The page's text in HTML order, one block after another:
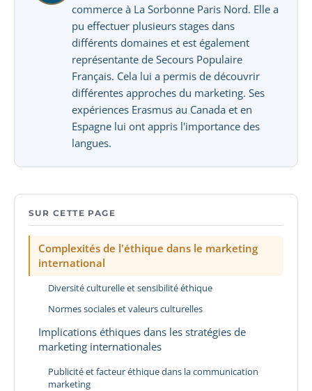
commerce à La Sorbonne Paris Nord. Elle a
pu effectuer plusieurs stages dans
différents domaines et est également
représentante de Secours Populaire
Français. Cela lui a permis de découvrir
différentes approches du marketing. Ses
expériences Erasmus au Canada et en
Espagne lui ont appris l'importance des
langues.
SUR CETTE PAGE
Complexités de l'éthique dans le marketing
international
Diversité culturelle et sensibilité éthique
Normes sociales et valeurs culturelles
Implications éthiques dans les stratégies de
marketing internationales
Publicité et facteur éthique dans la communication
marketing